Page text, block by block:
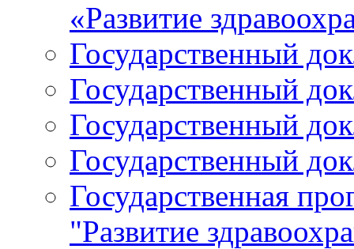
«Развитие
Государственный
Государственный
Государственный
Государственный
Государственная
"Развитие